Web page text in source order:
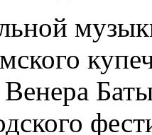
Венера